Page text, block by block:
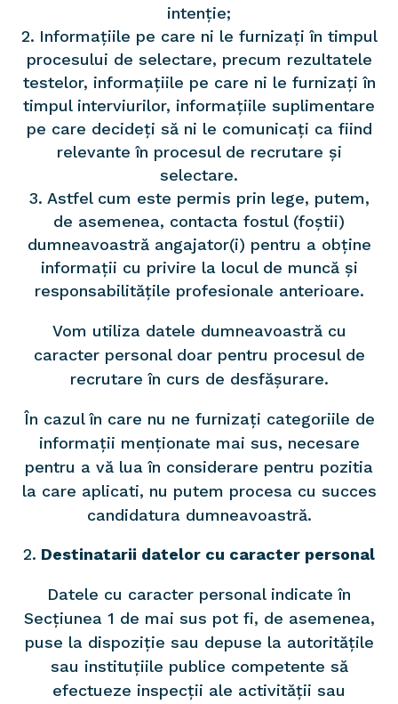
intenție;
Informațiile pe care ni le furnizați în timpul
procesului de selectare, precum rezultatele
testelor, informațiile pe care ni le furnizați în
timpul interviurilor, informațiile suplimentare
pe care decideți să ni le comunicați ca fiind
relevante în procesul de recrutare și
selectare.
Astfel cum este permis prin lege, putem,
de asemenea, contacta fostul (foștii)
dumneavoastră angajator(i) pentru a obține
informații cu privire la locul de muncă și
responsabilitățile profesionale anterioare.
Vom utiliza datele dumneavoastră cu
caracter personal doar pentru procesul de
recrutare în curs de desfășurare.
În cazul în care nu ne furnizați categoriile de
informații menționate mai sus, necesare
pentru a vă lua în considerare pentru pozitia
la care aplicati, nu putem procesa cu succes
candidatura dumneavoastră.
Destinatarii datelor cu caracter personal
Datele cu caracter personal indicate în
Secțiunea 1 de mai sus pot fi, de asemenea,
puse la dispoziție sau depuse la autoritățile
sau instituțiile publice competente să
efectueze inspecții ale activității sau